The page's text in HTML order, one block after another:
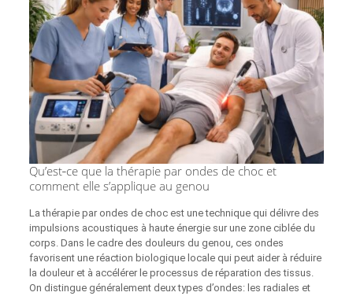
Qu’est‑ce que la thérapie par ondes de choc et
comment elle s’applique au genou
La thérapie par ondes de choc est une technique qui délivre des
impulsions acoustiques à haute énergie sur une zone ciblée du
corps. Dans le cadre des douleurs du genou, ces ondes
favorisent une réaction biologique locale qui peut aider à réduire
la douleur et à accélérer le processus de réparation des tissus.
On distingue généralement deux types d’ondes: les radiales et